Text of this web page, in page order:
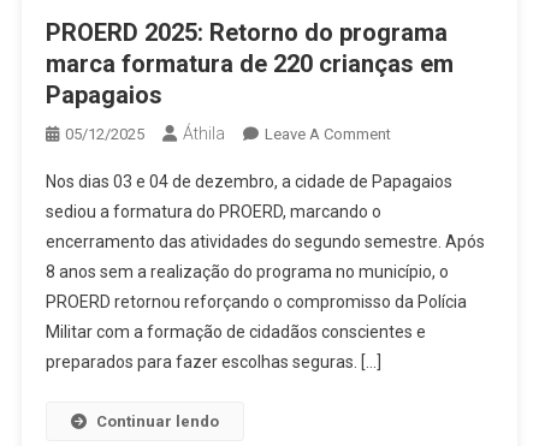
PROERD 2025: Retorno do programa
marca formatura de 220 crianças em
Papagaios
05/12/2025 Áthila Leave A CommentOn
2025:
Do
Programa
Marca
Formatura
Nos dias 03 e 04 de dezembro, a cidade de Papagaios
sediou a formatura do PROERD, marcando o
encerramento das atividades do segundo semestre. Após
8 anos sem a realização do programa no município, o
PROERD retornou reforçando o compromisso da Polícia
Militar com a formação de cidadãos conscientes e
preparados para fazer escolhas seguras. […]
Continuar lendo